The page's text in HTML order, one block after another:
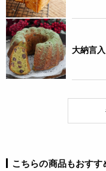
大納言
こちらの商品もおすす